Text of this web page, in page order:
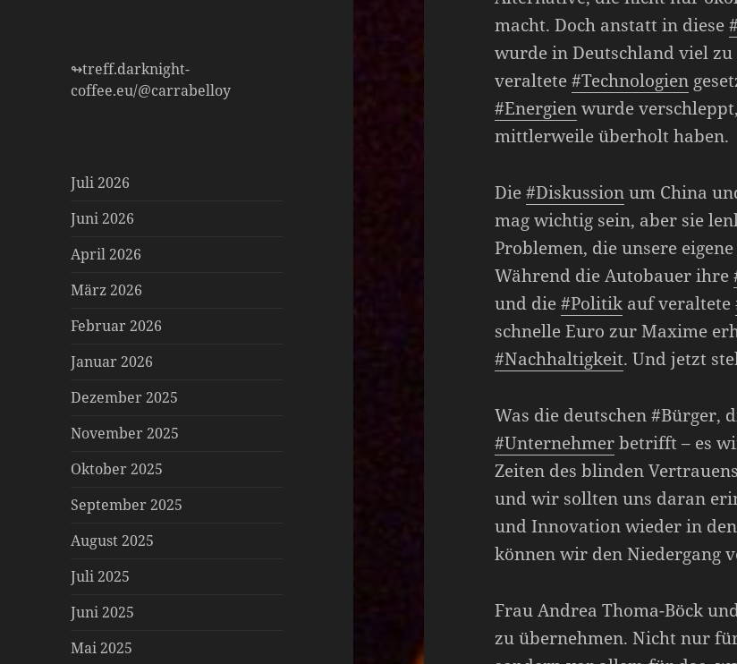
↬treff.darknight-
coffee.eu/@carrabelloy
Juli 2026
Juni 2026
April 2026
März 2026
Februar 2026
Januar 2026
Dezember 2025
November 2025
Oktober 2025
September 2025
August 2025
Juli 2025
Juni 2025
Mai 2025
macht. Doch anstatt in diese
wurde in Deutschland viel
veraltete#Technologien
#Energienwurde
mittlerweile überholt haben.
Die#Diskussionum China
mag wichtig sein, aber sie
Problemen, die unsere
Während die Autobauer ihre
und die#Politik auf veraltete
schnelle Euro zur Maxime
#Nachhaltigkeit. Und jetzt
Was die deutschen #Bürger,
#Unternehmerbetrifft – es
Zeiten des blinden
und wir sollten uns daran
und Innovation wieder in
können wir den Niedergang
Frau Andrea Thoma-Böck
zu übernehmen. Nicht nur